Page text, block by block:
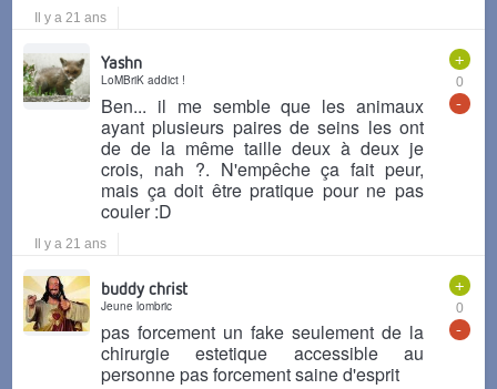
Il y a 21 ans
+
0
-
Yashn
LoMBriK addict !
Ben... il me semble que les animaux
ayant plusieurs paires de seins les ont
de de la même taille deux à deux je
crois, nah ?. N'empêche ça fait peur,
mais ça doit être pratique pour ne pas
couler :D
Il y a 21 ans
+
0
-
buddy christ
Jeune lombric
pas forcement un fake seulement de la
chirurgie estetique accessible au
personne pas forcement saine d'esprit